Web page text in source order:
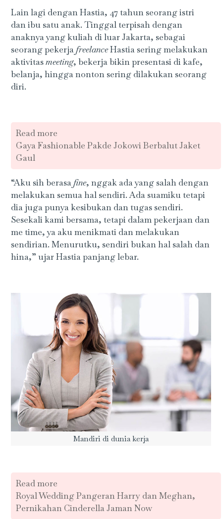
Lain lagi dengan Hastia, 47 tahun seorang istri
dan ibu satu anak. Tinggal terpisah dengan
anaknya yang kuliah di luar Jakarta, sebagai
seorang pekerjafreelanceHastia sering melakukan
aktivitasmeeting, bekerja bikin presentasi di kafe,
belanja, hingga nonton sering dilakukan seorang
diri.
Read more
Gaya Fashionable Pakde Jokowi Berbalut Jaket
Gaul
“Aku sih berasafine, nggak ada yang salah dengan
melakukan semua hal sendiri. Ada suamiku tetapi
dia juga punya kesibukan dan tugas sendiri.
Sesekali kami bersama, tetapi dalam pekerjaan dan
me time, ya aku menikmati dan melakukan
sendirian. Menurutku, sendiri bukan hal salah dan
hina,” ujar Hastia panjang lebar.
Mandiri di dunia kerja
Read more
Royal Wedding Pangeran Harry dan Meghan,
Pernikahan Cinderella Jaman Now